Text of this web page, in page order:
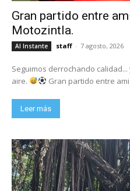
Gran partido entre
Motozintla.
Al Instante staff - 7 agosto, 2026
Seguimos derrochando
aire.
Gran partido entre
Leer más